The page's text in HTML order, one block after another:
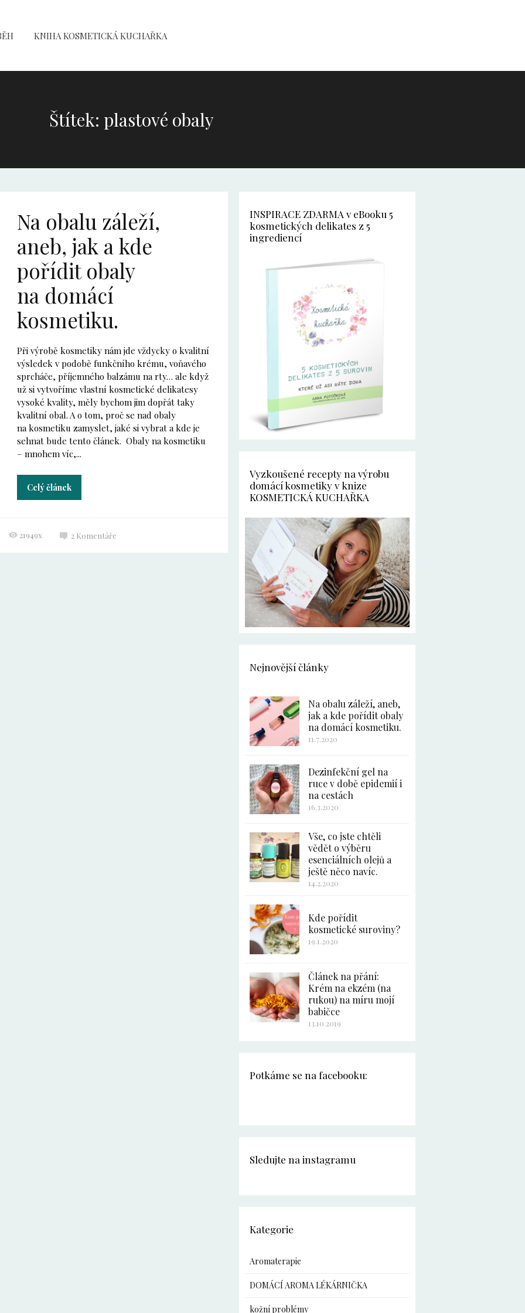
KNIHA KOSMETICKÁ KUCHAŘKA
Štítek: plastové obaly
Na obalu záleží,
aneb, jak a kde
pořídit obaly
na domácí
kosmetiku.
Při výrobě kosmetiky nám jde vždycky o kvalitní
výsledek v podobě funkčního krému, voňavého
sprcháče, příjemného balzámu na rty… ale když
už si vytvoříme vlastní kosmetické delikatesy
vysoké kvality, měly bychom jim dopřát taky
kvalitní obal. A o tom, proč se nad obaly
na kosmetiku zamyslet, jaké si vybrat a kde je
sehnat bude tento článek. Obaly na kosmetiku
– mnohem víc,...
Celý článek
21949x 2 Komentáře
INSPIRACE ZDARMA v eBooku 5
kosmetických delikates z 5
ingrediencí
Vyzkoušené recepty na výrobu
domácí kosmetiky v knize
KOSMETICKÁ KUCHAŘKA
Nejnovější články
Na obalu záleží, aneb,
jak a kde pořídit obaly
na domácí kosmetiku.
11.7.2020
Dezinfekční gel na
ruce v době epidemií i
na cestách
16.3.2020
Vše, co jste chtěli
vědět o výběru
esenciálních olejů a
ještě něco navíc.
14.2.2020
Kde pořídit
kosmetické suroviny?
19.1.2020
Článek na přání:
Krém na ekzém (na
rukou) na míru mojí
babičce
13.10.2019
Potkáme se na facebooku:
Sledujte na instagramu
Kategorie
Aromaterapie
DOMÁCÍ AROMA LÉKÁRNIČKA
kožní problémy